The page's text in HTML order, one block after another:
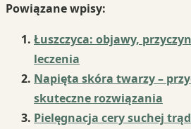
Powiązane wpisy:
Łuszczyca: objawy,
leczenia
Napięta skóra twarzy –
skuteczne rozwiązania
Pielęgnacja cery suchej